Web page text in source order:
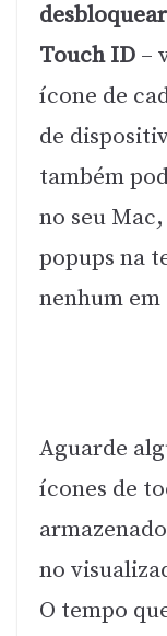
Touch ID –
ícone de
de
também
no seu
popups na
nenhum
Aguarde
ícones de
no
O tempo